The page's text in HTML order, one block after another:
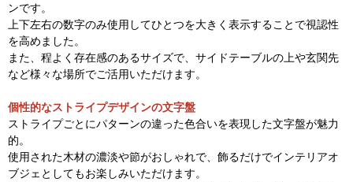
ンです。
上下左右の数字のみ使用してひとつを大きく表示することで視認性
を高めました。
また、程よく存在感のあるサイズで、サイドテーブルの上や玄関先
など様々な場所でご活用いただけます。
個性的なストライプデザインの文字盤
ストライプごとにパターンの違った色合いを表現した文字盤が魅力
的。
使用された木材の濃淡や節がおしゃれで、飾るだけでインテリアオ
ブジェとしてもお楽しみいただけます。